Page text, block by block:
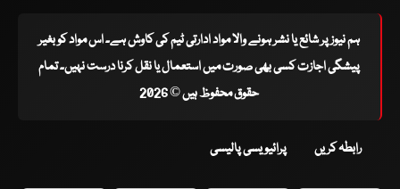
ہم نیوز پر شائع یا نشر ہونے والا مواد ادارتی ٹیم کی کاوش ہے۔ اس مواد کو بغیر
پیشگی اجازت کسی بھی صورت میں استعمال یا نقل کرنا درست نہیں۔ تمام
حقوق محفوظ ہیں © 2026
رابطہ کریں پرائیویسی پالیسی